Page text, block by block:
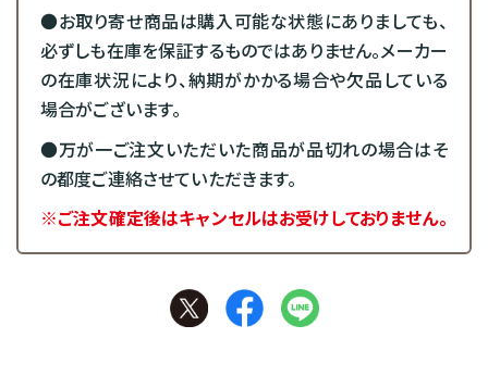
●お取り寄せ商品は購入可能な状態にありましても、
必ずしも在庫を保証するものではありません。メーカー
の在庫状況により、納期がかかる場合や欠品している
場合がございます。
●万が一ご注文いただいた商品が品切れの場合はそ
の都度ご連絡させていただきます。
※ご注文確定後はキャンセルはお受けしておりません。